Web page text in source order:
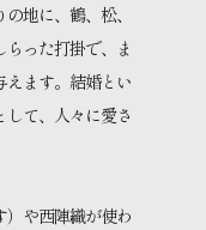
地に、鶴、松、
った打掛で、ま
ます。結婚とい
て、人々に愛さ
や西陣織が使わ